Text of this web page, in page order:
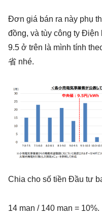
Đơn giá bán ra này phụ
đồng, và tùy công ty
9.5 ở trên là mình tính
省 nhé.
Chia cho số tiền Đầu tư
14 man / 140 man = 10%.